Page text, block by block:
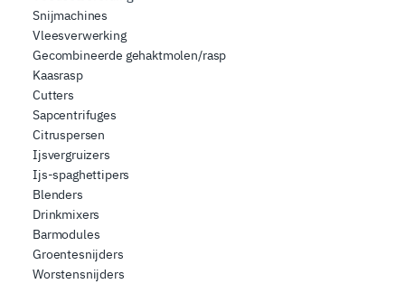
Snijmachines
Vleesverwerking
Gecombineerde gehaktmolen/rasp
Kaasrasp
Cutters
Sapcentrifuges
Citruspersen
Ijsvergruizers
Ijs-spaghettipers
Blenders
Drinkmixers
Barmodules
Groentesnijders
Worstensnijders